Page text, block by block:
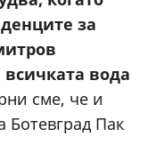
за
вода
сме, че и
Ботевград Пак